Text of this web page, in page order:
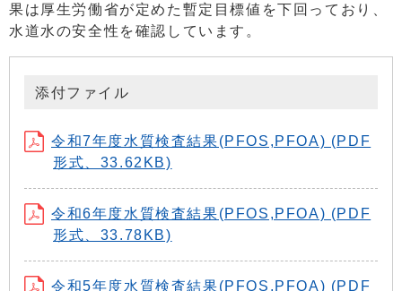
果は厚生労働省が定めた暫定目標値を下回っており、
水道水の安全性を確認しています。
添付ファイル
令和7年度水質検査結果(PFOS,PFOA) (PDF
形式、33.62KB)
令和6年度水質検査結果(PFOS,PFOA) (PDF
形式、33.78KB)
令和5年度水質検査結果(PFOS,PFOA) (PDF